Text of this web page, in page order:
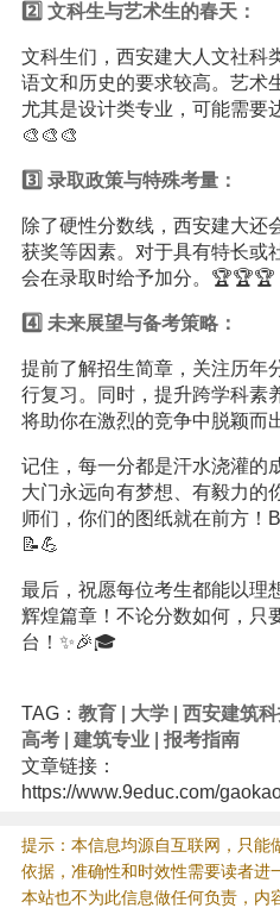
2️⃣ 文科生与艺术生的春天：
文科生们，西安建大人文社科
语文和历史的要求较高。艺术
尤其是设计类专业，可能需要
🎨🎨🎨
3️⃣ 录取政策与特殊考量：
除了硬性分数线，西安建大还
获奖等因素。对于具有特长或
会在录取时给予加分。🏆🏆🏆
4️⃣ 未来展望与备考策略：
提前了解招生简章，关注历年
行复习。同时，提升跨学科素
将助你在激烈的竞争中脱颖而
记住，每一分都是汗水浇灌的
大门永远向有梦想、有毅力的
师们，你们的图纸就在前方！
📝💪
最后，祝愿每位考生都能以理
辉煌篇章！不论分数如何，只
台！✨🎉🎓
TAG： 教育| 大学| 西安建筑
高考| 建筑专业| 报考指南
文章链接：
https://www.9educ.com/
提示：本信息均源自互联网，只能
依据，准确性和时效性需要读者进
本站也不为此信息做任何负责，内